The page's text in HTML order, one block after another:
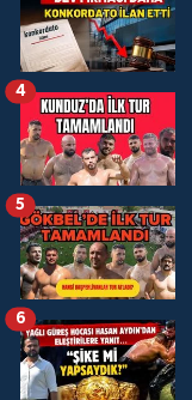
4
5
6